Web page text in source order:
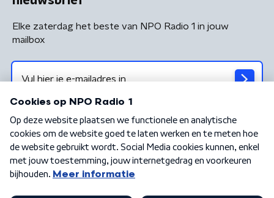
Elke zaterdag het beste van NPO Radio 1 in jouw
mailbox
Algemene voorwaarden